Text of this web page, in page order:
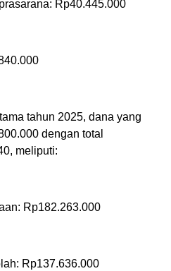
Rp40.445.000
tahun 2025, dana yang
dengan total
meliputi:
Rp182.263.000
Rp137.636.000